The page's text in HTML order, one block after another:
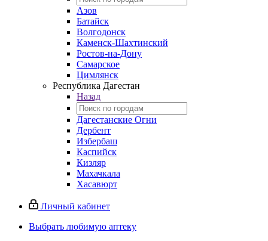
Азов
Батайск
Волгодонск
Каменск-Шахтинский
Ростов-на-Дону
Самарское
Цимлянск
Республика Дагестан
Назад
Дагестанские Огни
Дербент
Избербаш
Каспийск
Кизляр
Махачкала
Хасавюрт
Личный кабинет
Выбрать любимую аптеку